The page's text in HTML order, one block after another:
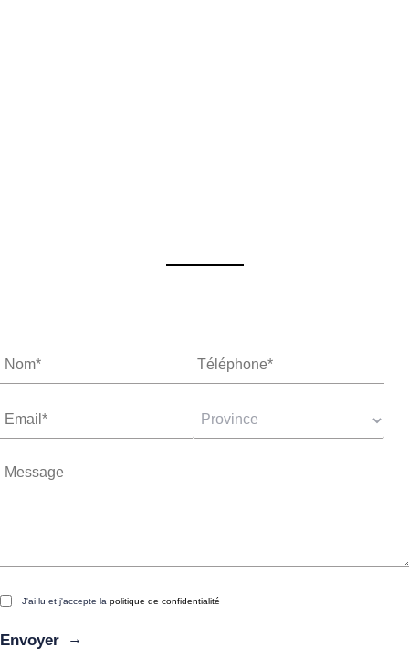
J'ai lu et j'accepte la politique de confidentialité